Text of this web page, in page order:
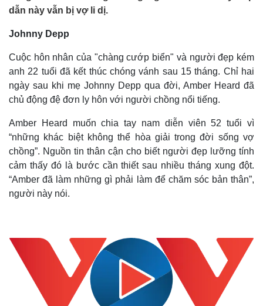
dẫn này vẫn bị vợ li dị.
Johnny Depp
Cuộc hôn nhân của "chàng cướp biển" và người đẹp kém
anh 22 tuổi đã kết thúc chóng vánh sau 15 tháng. Chỉ hai
ngày sau khi mẹ Johnny Depp qua đời, Amber Heard đã
chủ động đệ đơn ly hôn với người chồng nổi tiếng.
Amber Heard muốn chia tay nam diễn viên 52 tuổi vì
“những khác biệt không thể hòa giải trong đời sống vợ
chồng”. Nguồn tin thân cận cho biết người đẹp lưỡng tính
cảm thấy đó là bước cần thiết sau nhiều tháng xung đột.
“Amber đã làm những gì phải làm để chăm sóc bản thân”,
người này nói.